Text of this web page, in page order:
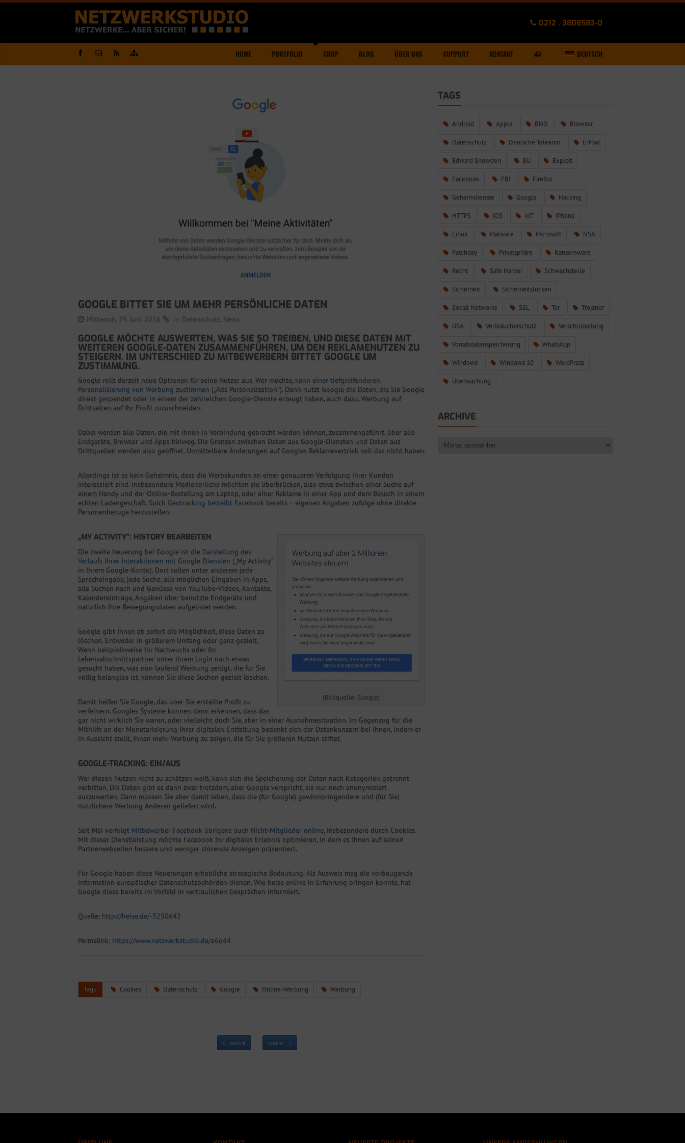
0212 . 3808583-0
HOME PORTFOLIO SHOP BLOG ÜBER UNS SUPPORT KONTAKT DEUTSCH
GOOGLE BITTET SIE UM MEHR PERSÖNLICHE DATEN
Mittwoch, 29. Juni 2016 Datenschutz News
GOOGLE MÖCHTE AUSWERTEN, WAS SIE SO TREIBEN, UND DIESE DATEN MIT
WEITEREN GOOGLE-DATEN ZUSAMMENFÜHREN, UM DEN REKLAMENUTZEN ZU
STEIGERN. IM UNTERSCHIED ZU MITBEWERBERN BITTET GOOGLE UM
ZUSTIMMUNG.
Google rollt derzeit neue Optionen für seine Nutzer aus. Wer möchte, kann einer tiefgreifenderen
Personalisierung von Werbung zustimmen („Ads Personalization“). Dann nutzt Google die Daten, die Sie Google
direkt gespendet oder in einem der zahlreichen Google-Dienste erzeugt haben, auch dazu, Werbung auf
Drittseiten auf Ihr Profil zuzuschneiden.
Dabei werden alle Daten, die mit Ihnen in Verbindung gebracht werden können, zusammengeführt, über alle
Endgeräte, Browser und Apps hinweg. Die Grenzen zwischen Daten aus Google-Diensten und Daten aus
Drittquellen werden also geöffnet. Unmittelbare Änderungen auf Googles Reklamevertrieb soll das nicht haben.
Allerdings ist es kein Geheimnis, dass die Werbekunden an einer genaueren Verfolgung ihrer Kunden
interessiert sind. Insbesondere Medienbrüche möchten sie überbrücken, also etwa zwischen einer Suche auf
einem Handy und der Online-Bestellung am Laptop, oder einer Reklame in einer App und dem Besuch in einem
echten Ladengeschäft. Solch Geotracking betreibt Facebook bereits – eigenen Angaben zufolge ohne direkte
Personenbezüge herzustellen.
(Bildquelle: Google)
„MY ACTIVITY“: HISTORY BEARBEITEN
Die zweite Neuerung bei Google ist die Darstellung des
Verlaufs Ihrer Interaktionen mit Google-Diensten („My Activity“
in Ihrem Google-Konto). Dort sollen unter anderem jede
Spracheingabe, jede Suche, alle möglichen Eingaben in Apps,
alle Suchen nach und Genüsse von YouTube-Videos, Kontakte,
Kalendereinträge, Angaben über benutzte Endgeräte und
natürlich Ihre Bewegungsdaten aufgelistet werden.
Google gibt Ihnen ab sofort die Möglichkeit, diese Daten zu
löschen. Entweder in größerem Umfang oder ganz gezielt.
Wenn beispielsweise Ihr Nachwuchs oder Ihr
Lebensabschnittspartner unter ihrem Login nach etwas
gesucht haben, was nun laufend Werbung zeitigt, die für Sie
völlig belanglos ist, können Sie diese Suchen gezielt löschen.
Damit helfen Sie Google, das über Sie erstellte Profil zu
verfeinern. Googles Systeme können dann erkennen, dass das
gar nicht wirklich Sie waren, oder vielleicht doch Sie, aber in einer Ausnahmesituation. Im Gegenzug für die
Mithilfe an der Monetarisierung Ihrer digitalen Entfaltung bedankt sich der Datenkonzern bei Ihnen, indem er
in Aussicht stellt, Ihnen mehr Werbung zu zeigen, die für Sie größeren Nutzen stiftet.
GOOGLE-TRACKING: EIN/AUS
Wer diesen Nutzen nicht zu schätzen weiß, kann sich die Speicherung der Daten nach Kategorien getrennt
verbitten. Die Daten gibt es dann zwar trotzdem, aber Google verspricht, sie nur noch anonymisiert
auszuwerten. Dann müssen Sie aber damit leben, dass die (für Google) gewinnbringendere und (für Sie)
nützlichere Werbung Anderen geliefert wird.
Seit Mai verfolgt Mitbewerber Facebook übrigens auch Nicht-Mitglieder online, insbesondere durch Cookies.
Mit dieser Dienstleistung möchte Facebook Ihr digitales Erlebnis optimieren, in dem es Ihnen auf seinen
Partnerwebseiten bessere und weniger störende Anzeigen präsentiert.
Für Google haben diese Neuerungen erhebliche strategische Bedeutung. Als Ausweis mag die vorbeugende
Information europäischer Datenschutzbehörden dienen. Wie heise online in Erfahrung bringen konnte, hat
Google diese bereits im Vorfeld in vertraulichen Gesprächen informiert.
Quelle: http://heise.de/-3250642
Permalink: https://www.netzwerkstudio.de/a6o44
Tags: Cookies Datenschutz Google Online-Werbung Werbung
zurück weiter
TAGS
Android Apple BND Browser
Datenschutz Deutsche Telekom E-Mail
Edward Snowden EU Exploit
Facebook FBI Firefox
Geheimdienste Google Hacking
HTTPS iOS IoT iPhone
Linux Malware Microsoft NSA
Patchday Privatsphäre Ransomware
Recht Safe Harbor Schwachstelle
Sicherheit Sicherheitslücken
Social Networks SSL Tor Trojaner
USA Verbraucherschutz Verschlüsselung
Vorratsdatenspeicherung WhatsApp
Windows Windows 10 WordPress
Überwachung
ARCHIVE